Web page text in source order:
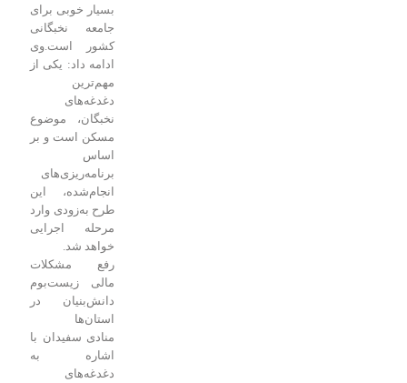
بسیار خوبی برای
جامعه نخبگانی
کشور است.وی
ادامه داد: یکی از
نخبگان، موضوع
مسکن است و بر
برنامه‌ریزی‌های
انجام‌شده، این
طرح به‌زودی وارد
مرحله اجرایی
رفع مشکلات
مالی زیست‌بوم
دانش‌بنیان در
منادی سفیدان با
اشاره به